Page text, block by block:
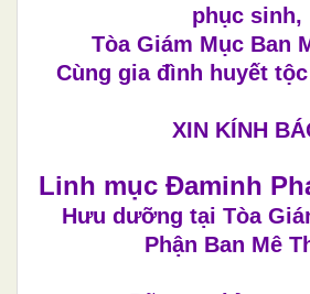
phục sinh,
Tòa Giám Mục Ban
Cùng gia đình huyết
XIN KÍNH
Linh mục Đaminh
Hưu dưỡng tại Tòa
Phận Ban Mê